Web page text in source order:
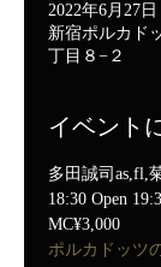
2022年6月27日
新宿ポルカド
丁目８−２
イベント
多田誠司as,fl,
18:30 Open
MC¥3,000
ポルカドッツ